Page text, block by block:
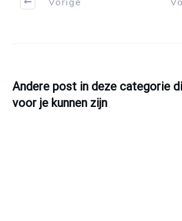
Andere post in deze categorie
voor je kunnen zijn